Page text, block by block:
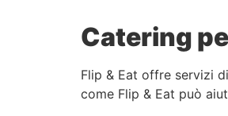
Catering
Flip & Eat offre servizi
come Flip & Eat può